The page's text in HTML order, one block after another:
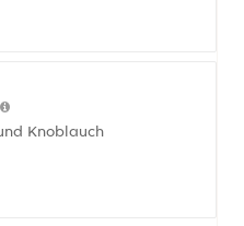
Knoblauch